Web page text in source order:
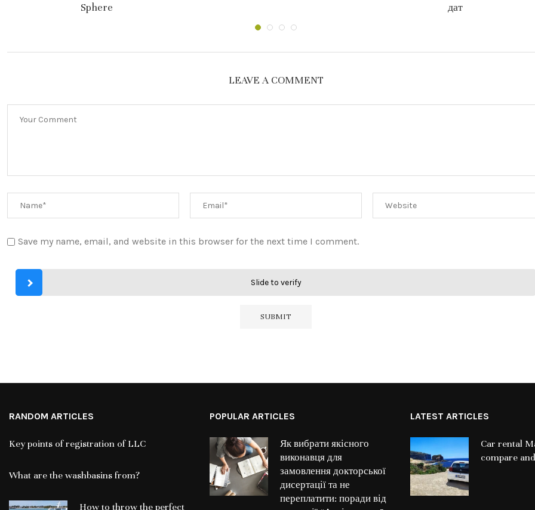
Sphere
дат
LEAVE A COMMENT
Save my name, email, and website in this browser for the next time I comment.
Slide to verify
RANDOM ARTICLES
Key points of registration of LLC
What are the washbasins from?
How to throw the perfect
POPULAR ARTICLES
Як вибрати якісного
виконавця для
замовлення докторської
дисертації та не
переплатити: поради від
LATEST ARTICLES
Car rental
compare